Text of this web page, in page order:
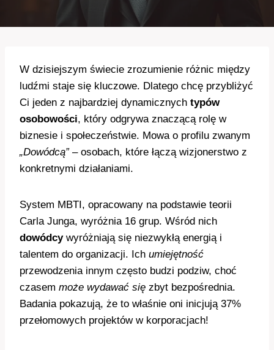
W dzisiejszym świecie zrozumienie różnic między
ludźmi staje się kluczowe. Dlatego chcę przybliżyć
Ci jeden z najbardziej dynamicznych typów
osobowości, który odgrywa znaczącą rolę w
biznesie i społeczeństwie. Mowa o profilu zwanym
„Dowódcą”– osobach, które łączą wizjonerstwo z
konkretnymi działaniami.
System MBTI, opracowany na podstawie teorii
Carla Junga, wyróżnia 16 grup. Wśród nich
dowódcywyróżniają się niezwykłą energią i
talentem do organizacji. Ich umiejętność
przewodzenia innym często budzi podziw, choć
czasem może wydawać się zbyt bezpośrednia.
Badania pokazują, że to właśnie oni inicjują 37%
przełomowych projektów w korporacjach!